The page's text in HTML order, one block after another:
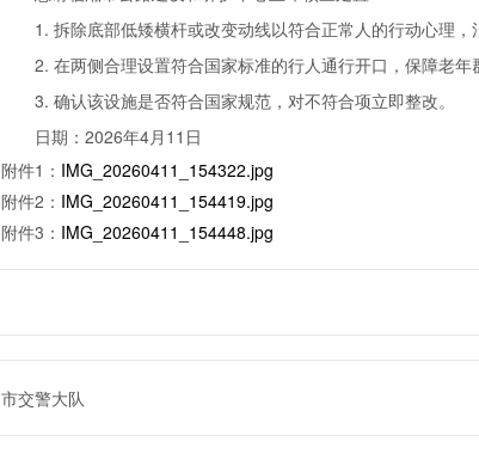
1. 拆除底部低矮横杆或改变动线以符合正常人的行动心理，
2. 在两侧合理设置符合国家标准的行人通行开口，保障老年
3. 确认该设施是否符合国家规范，对不符合项立即整改。
日期：2026年4月11日
附件1： IMG_20260411_154322.jpg
附件2： IMG_20260411_154419.jpg
附件3： IMG_20260411_154448.jpg
市交警大队